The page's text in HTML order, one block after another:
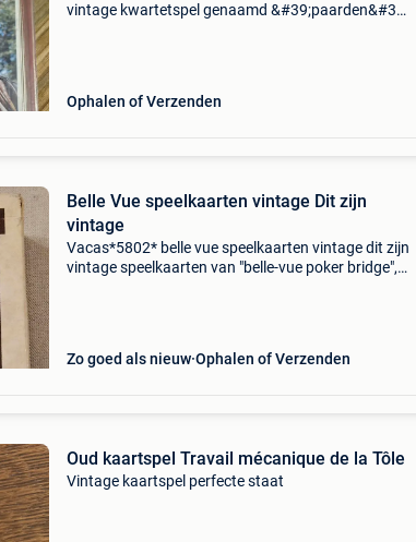
vintage kwartetspel genaamd &#39;paarden&#39;
Ophalen of Verzenden
Belle Vue speelkaarten vintage Dit zijn
vintage
Vacas*5802* belle vue speelkaarten vintage dit zijn
vintage speelkaarten van "belle-vue poker bridge",
Zo goed als nieuw Ophalen of Verzenden
Oud kaartspel Travail mécanique de la Tôle
Vintage kaartspel perfecte staat